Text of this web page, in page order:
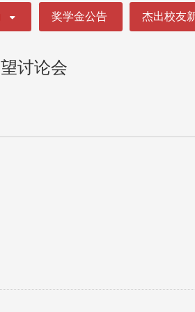
奖学金公告 杰出校友
讨论会